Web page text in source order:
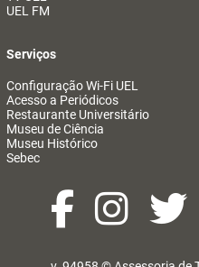
UEL FM
Serviços
Configuração Wi-Fi UEL
Acesso a Periódicos
Restaurante Universitário
Museu de Ciência
Museu Histórico
Sebec